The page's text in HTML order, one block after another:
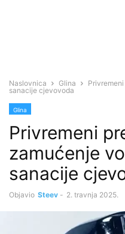
Naslovnica Glina
sanacije cjevovoda
Glina
Privremeni
zamućenje
sanacije
Objavio Steev - 2. travnja 2025.